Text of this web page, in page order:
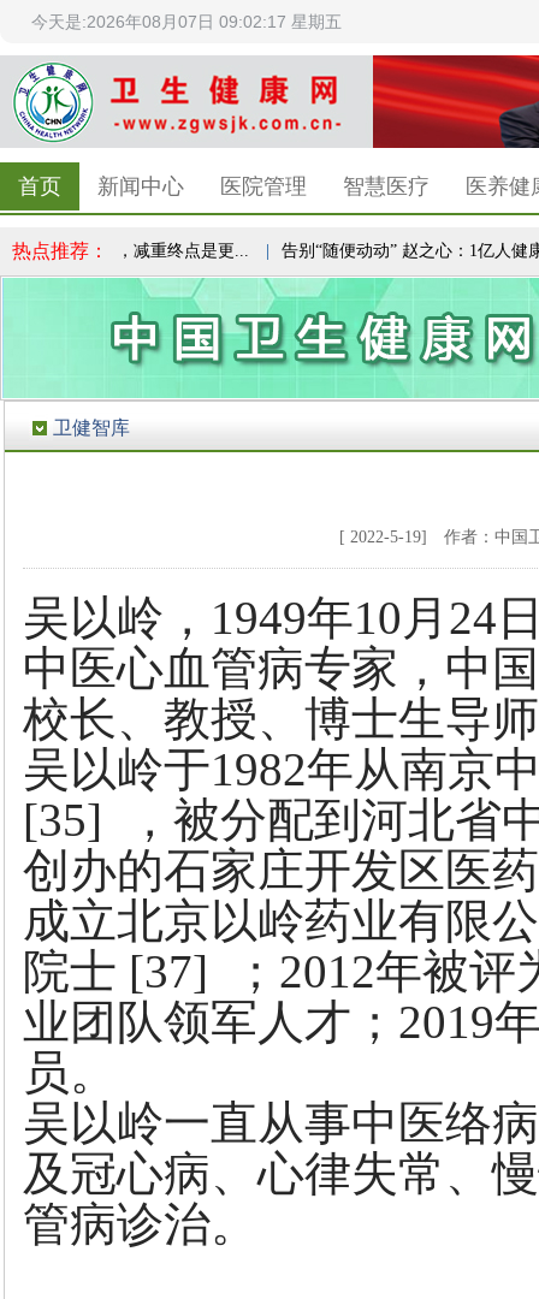
今天是:2026年08月07日 09:02:17 星期五
首页 新闻中心 医院管理 智慧医疗 医养健
热点推荐：
健康共识，减重终点是更... | 告别“随便动动” 赵之心：1亿人健康实
卫健智库
[ 2022-5-19] 作者：中国
吴以岭，1949年10月24
中医心血管病专家，中
校长、教授、博士生导
吴以岭于1982年从南京
[35] ，被分配到河北省
创办的石家庄开发区医
成立北京以岭药业有限
院士 [37] ；2012年被评
业团队领军人才；2019
员。
吴以岭一直从事中医络
及冠心病、心律失常、
管病诊治。